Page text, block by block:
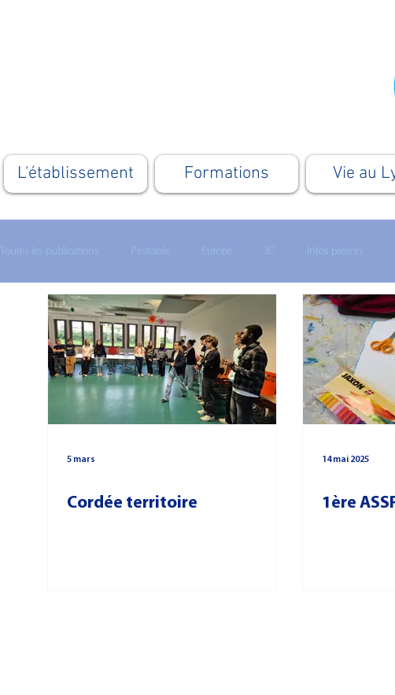
L'établissement Formations Vie au
Toutes les publications Pastorale Europe 3C Infos parents
Lycée technologique Enseignement supérieur MATHS 1ERE
PHILOSOPHIE IFAP 3e PMET CULTURE CFC
5 mars
Cordée territoire
14 mai 2025
1ère